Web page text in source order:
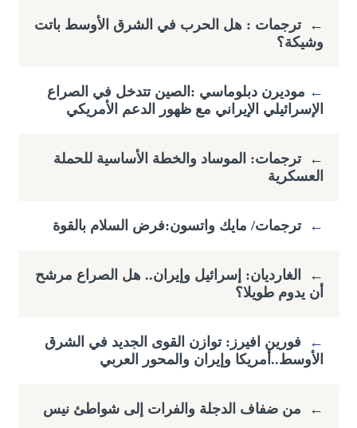
← ترجمات : هل الحرب في الشرق الأوسط باتت
وشيكة؟
← ​موديرن دبلوماسي :الصين تتدخل في الصراع
الإسرائيلي الإيراني مع ظهور الدعم الأمريكي
← ترجمات: الموساد والخطة الأساسية للحملة
العسكرية
← ترجمات/ مايك واتسون:فرض السلام بالقوة
←
الغارديان: إسرائيل وإيران.. هل الصراع مرشح
أن يدوم طويلا؟
←
فورين افيرز: توازن القوى الجديد في الشرق
الأوسط..أمريكا وإيران والمحور العربي
← من ضفاف الدجلة والفرات إلى شواطئ نيس